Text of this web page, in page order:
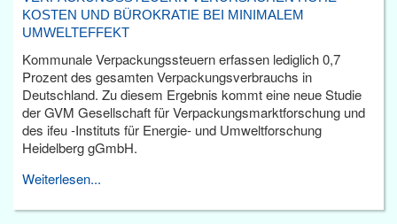
KOSTEN UND BÜROKRATIE BEI MINIMALEM
UMWELTEFFEKT
Kommunale Verpackungssteuern erfassen lediglich 0,7
Prozent des gesamten Verpackungsverbrauchs in
Deutschland. Zu diesem Ergebnis kommt eine neue Studie
der GVM Gesellschaft für Verpackungsmarktforschung und
des ifeu -Instituts für Energie- und Umweltforschung
Heidelberg gGmbH.
Weiterlesen...